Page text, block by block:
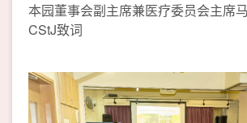
本园董事会副主席兼医疗委员会主席
CStJ致词